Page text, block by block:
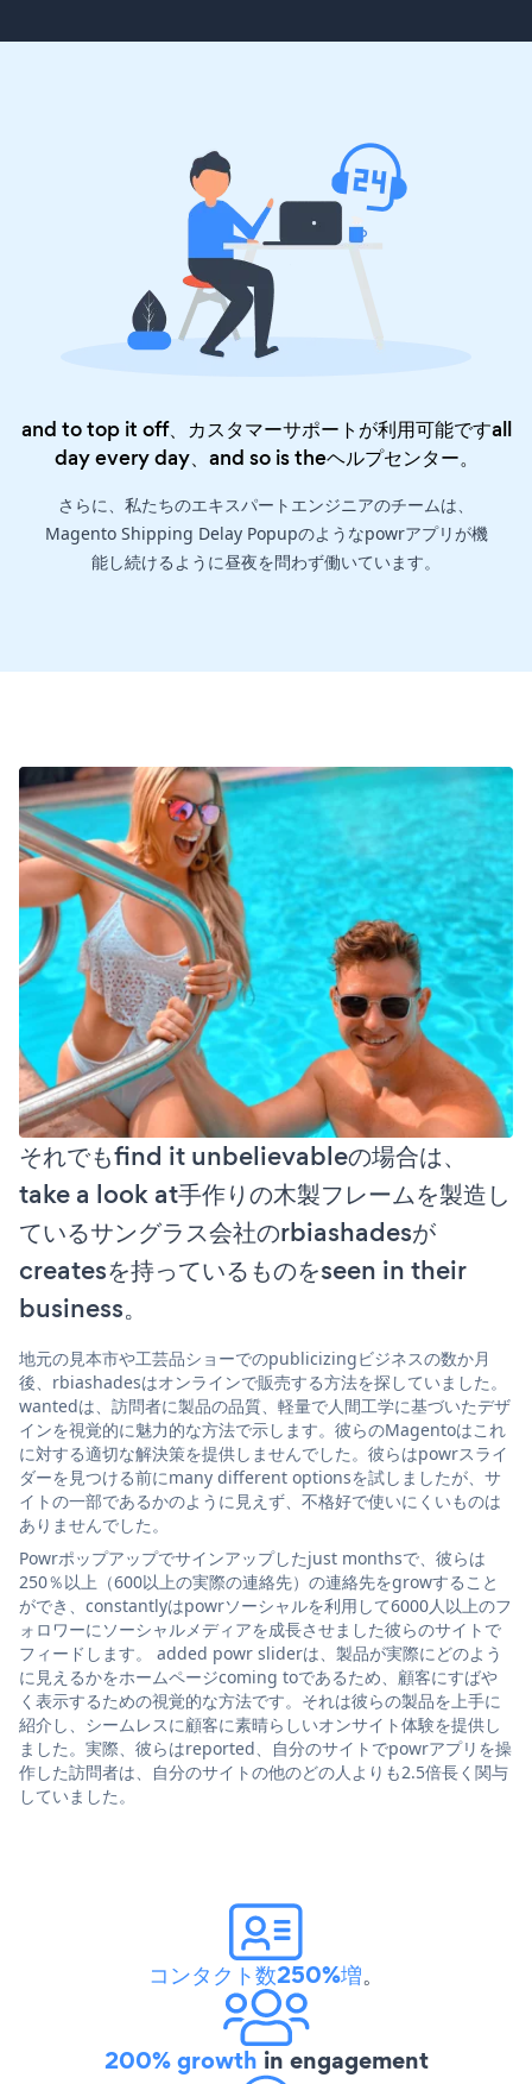
and to top it off、カスタマーサポートが利用可能ですall
day every day、and so is theヘルプセンター。
さらに、私たちのエキスパートエンジニアのチームは、
Magento Shipping Delay Popupのようなpowrアプリが機
能し続けるように昼夜を問わず働いています。
それでもfind it unbelievableの場合は、
take a look at手作りの木製フレームを製造し
ているサングラス会社のrbiashadesが
createsを持っているものをseen in their
business。
地元の見本市や工芸品ショーでのpublicizingビジネスの数か月
後、rbiashadesはオンラインで販売する方法を探していました。
wantedは、訪問者に製品の品質、軽量で人間工学に基づいたデザ
インを視覚的に魅力的な方法で示します。彼らのMagentoはこれ
に対する適切な解決策を提供しませんでした。彼らはpowrスライ
ダーを見つける前にmany different optionsを試しましたが、サ
イトの一部であるかのように見えず、不格好で使いにくいものは
ありませんでした。
Powrポップアップでサインアップしたjust monthsで、彼らは
250％以上（600以上の実際の連絡先）の連絡先をgrowすること
ができ、constantlyはpowrソーシャルを利用して6000人以上のフ
ォロワーにソーシャルメディアを成長させました彼らのサイトで
フィードします。 added powr sliderは、製品が実際にどのよう
に見えるかをホームページcoming toであるため、顧客にすばや
く表示するための視覚的な方法です。それは彼らの製品を上手に
紹介し、シームレスに顧客に素晴らしいオンサイト体験を提供し
ました。実際、彼らはreported、自分のサイトでpowrアプリを操
作した訪問者は、自分のサイトの他のどの人よりも2.5倍長く関与
していました。
コンタクト数250%増。
200% growth in engagement